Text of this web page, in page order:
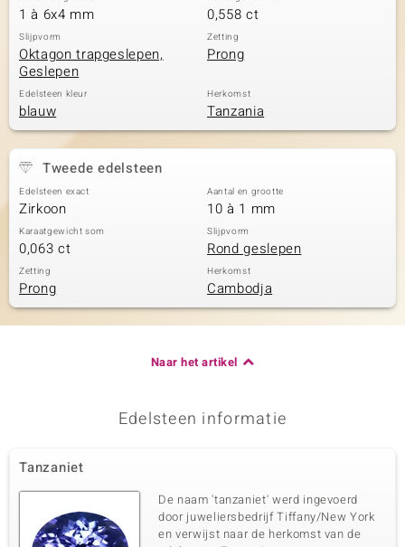
1 à 6x4 mm 0,558 ct
Slijpvorm
Oktagon trapgeslepen,
Geslepen
Zetting
Prong
Edelsteen kleur
blauw
Herkomst
Tanzania
Tweede edelsteen
Edelsteen exact
Zirkoon
Aantal en grootte
10 à 1 mm
Karaatgewicht som
0,063 ct
Slijpvorm
Rond geslepen
Zetting
Prong
Herkomst
Cambodja
Naar het artikel
Edelsteen informatie
Tanzaniet
De naam 'tanzaniet' werd ingevoerd
door juweliersbedrijf Tiffany/New York
en verwijst naar de herkomst van de